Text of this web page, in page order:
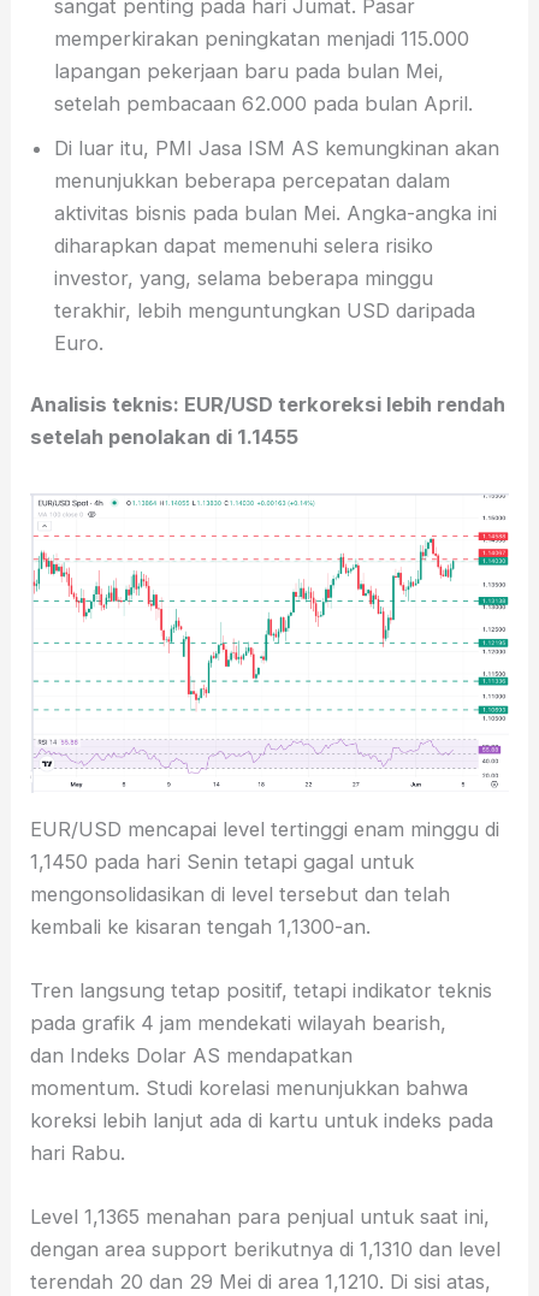
sangat penting pada hari Jumat. Pasar
memperkirakan peningkatan menjadi 115.000
lapangan pekerjaan baru pada bulan Mei,
setelah pembacaan 62.000 pada bulan April.
Di luar itu, PMI Jasa ISM AS kemungkinan akan
menunjukkan beberapa percepatan dalam
aktivitas bisnis pada bulan Mei. Angka-angka ini
diharapkan dapat memenuhi selera risiko
investor, yang, selama beberapa minggu
terakhir, lebih menguntungkan USD daripada
Euro.
Analisis teknis: EUR/USD terkoreksi lebih rendah
setelah penolakan di 1.1455
EUR/USD mencapai level tertinggi enam minggu di
1,1450 pada hari Senin tetapi gagal untuk
mengonsolidasikan di level tersebut dan telah
kembali ke kisaran tengah 1,1300-an.
Tren langsung tetap positif, tetapi indikator teknis
pada grafik 4 jam mendekati wilayah bearish,
dan Indeks Dolar AS mendapatkan
momentum. Studi korelasi menunjukkan bahwa
koreksi lebih lanjut ada di kartu untuk indeks pada
hari Rabu.
Level 1,1365 menahan para penjual untuk saat ini,
dengan area support berikutnya di 1,1310 dan level
terendah 20 dan 29 Mei di area 1,1210. Di sisi atas,